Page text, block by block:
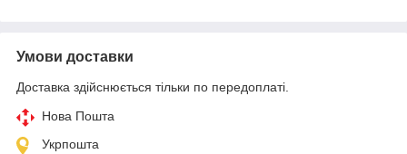
Умови доставки
Доставка здійснюється тільки по передоплаті.
Нова Пошта
Укрпошта